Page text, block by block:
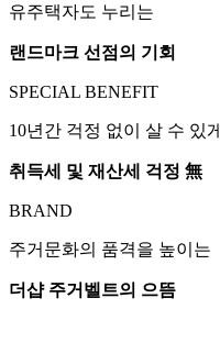
유주택자도 누리는
랜드마크 선점의 기회
SPECIAL BENEFIT
10년간 걱정 없이 살 수 있게
취득세 및 재산세 걱정 無
BRAND
주거문화의 품격을 높이는
더샵 주거벨트의 으뜸